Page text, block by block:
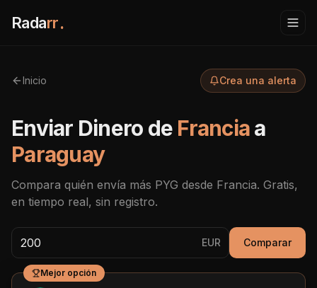
Radarr.
Inicio Crea una alerta
Enviar Dinero de Franciaa
Paraguay
Compara quién envía más PYG desde Francia. Gratis,
en tiempo real, sin registro.
EUR Comparar
Mejor opción